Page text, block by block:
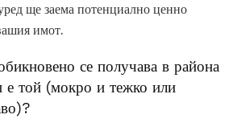
ще заема потенциално ценно
имот.
се получава в района
е той (мокро и тежко или